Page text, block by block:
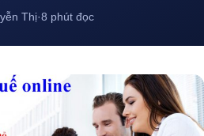
Thị·8 phút đọc